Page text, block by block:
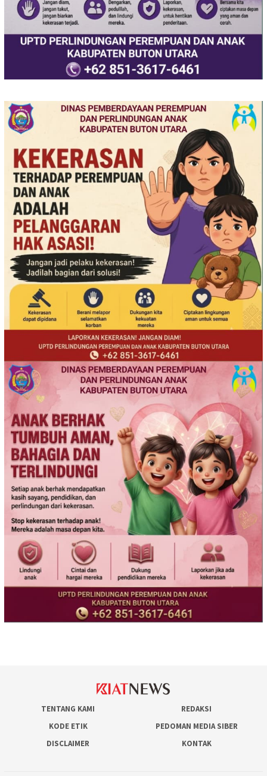
TENTANG KAMI
REDAKSI
KODE ETIK
PEDOMAN MEDIA SIBER
DISCLAIMER
KONTAK